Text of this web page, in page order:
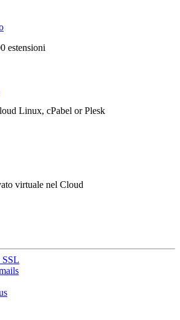
estensioni
Linux, cPabel or Plesk
virtuale nel Cloud
SSL